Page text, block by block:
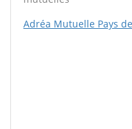
Adréa Mutuelle Pays